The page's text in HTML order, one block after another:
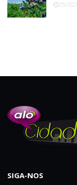
25/
SIGA-NOS